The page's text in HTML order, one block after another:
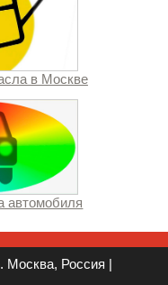
в Москве
автомобиля
Москва, Россия |